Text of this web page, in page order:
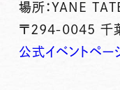
場所：YANE
〒294-0045 千
公式イベントペー